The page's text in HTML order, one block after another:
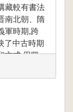
藏較有書法
南北朝、隋
軍時期,跨
了中古時期
方式,用圖
片,版面設
影印,相當
地滿足了
求,在書法